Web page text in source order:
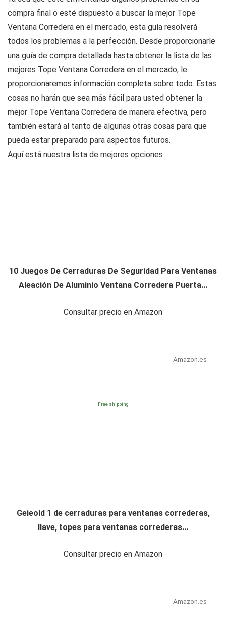
compra final o esté dispuesto a buscar la mejor Tope
Ventana Corredera en el mercado, esta guía resolverá
todos los problemas a la perfección. Desde proporcionarle
una guía de compra detallada hasta obtener la lista de las
mejores Tope Ventana Corredera en el mercado, le
proporcionaremos información completa sobre todo. Estas
cosas no harán que sea más fácil para usted obtener la
mejor Tope Ventana Corredera de manera efectiva, pero
también estará al tanto de algunas otras cosas para que
pueda estar preparado para aspectos futuros.
Aquí está nuestra lista de mejores opciones
10 Juegos De Cerraduras De Seguridad Para Ventanas
Aleación De Aluminio Ventana Corredera Puerta...
Consultar precio en Amazon
Amazon.es
Free shipping
Geieold 1 de cerraduras para ventanas correderas,
llave, topes para ventanas correderas...
Consultar precio en Amazon
Amazon.es